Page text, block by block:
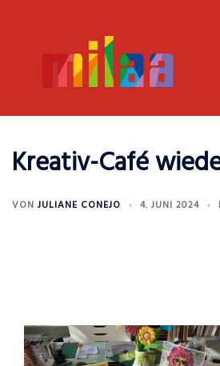
springen
Kreativ-Café
VON JULIANE CONEJO 4. JUNI 2024